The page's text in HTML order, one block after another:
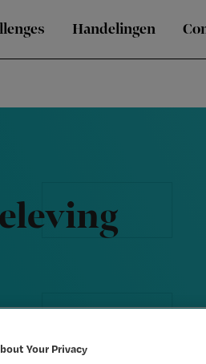
Handelingen
Your Privacy